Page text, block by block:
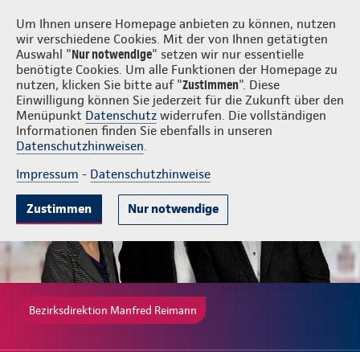
Um Ihnen unsere Homepage anbieten zu können, nutzen
wir verschiedene Cookies. Mit der von Ihnen getätigten
Auswahl "Nur notwendige" setzen wir nur essentielle
benötigte Cookies. Um alle Funktionen der Homepage zu
nutzen, klicken Sie bitte auf "Zustimmen". Diese
Einwilligung können Sie jederzeit für die Zukunft über den
Menüpunkt Datenschutz widerrufen. Die vollständigen
Informationen finden Sie ebenfalls in unseren
Datenschutzhinweisen.
Impressum - Datenschutzhinweise
Zustimmen Nur notwendige
Manfred Reimann Login
Gute Gründe Tarife & Leistungen Wissenswertes Beratung &
Bezirksdirektion Manfred Reimann